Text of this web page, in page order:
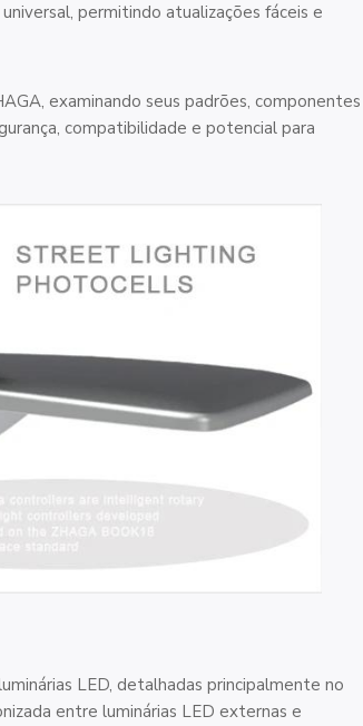
permitindo atualizações fáceis e
examinando seus padrões, componentes
compatibilidade e potencial para
LED, detalhadas principalmente no
entre luminárias LED externas e